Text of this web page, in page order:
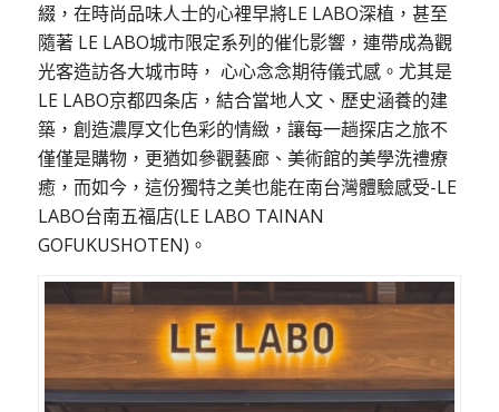
綴，在時尚品味人士的心裡早將LE LABO深植，甚至
隨著 LE LABO城市限定系列的催化影響，連帶成為觀
光客造訪各大城市時， 心心念念期待儀式感。尤其是
LE LABO京都四条店，結合當地人文、歷史涵養的建
築，創造濃厚文化色彩的情緻，讓每一趟探店之旅不
僅僅是購物，更猶如參觀藝廊、美術館的美學洗禮療
癒，而如今，這份獨特之美也能在南台灣體驗感受-LE
LABO台南五福店(LE LABO TAINAN
GOFUKUSHOTEN)。